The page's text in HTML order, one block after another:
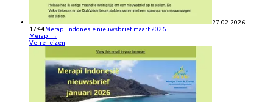
27-02-2026
17:44Merapi Indonesië nieuwsbrief maart 2026
Merapi →
Verre reizen